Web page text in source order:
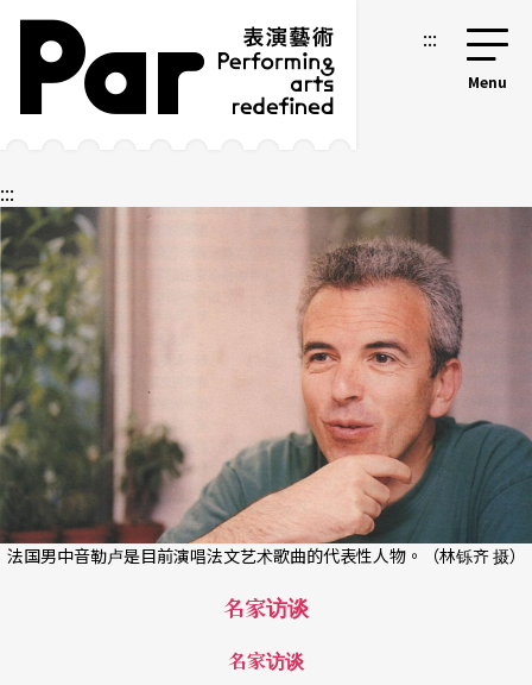
跳到主要内容区块
网站导览 :::
:::
法国男中音勒卢是目前演唱法文艺术歌曲的代表性人物。（林铄齐 摄）
名家访谈
名家访谈